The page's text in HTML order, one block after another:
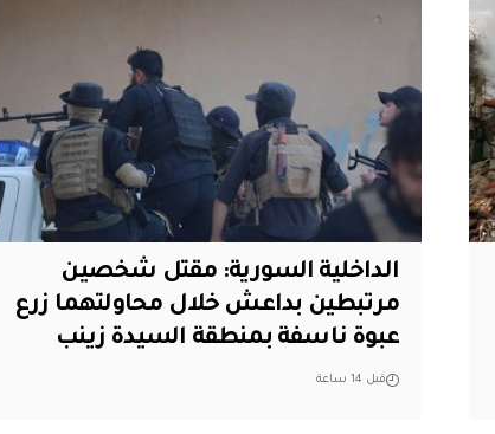
الداخلية السورية: مقتل شخصين
مرتبطين بداعش خلال محاولتهما زرع
عبوة ناسفة بمنطقة السيدة زينب
قبل 14 ساعة